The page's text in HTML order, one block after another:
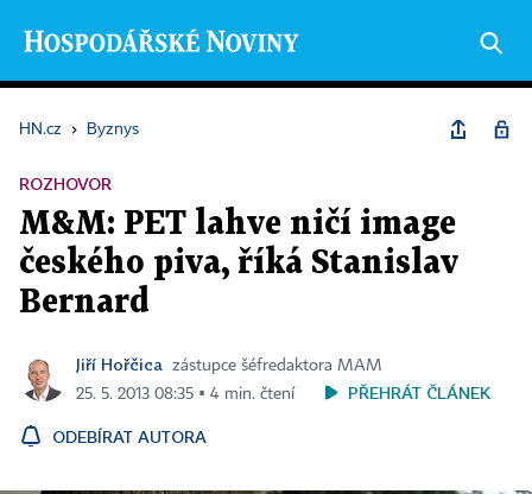
HN.cz › Byznys
ROZHOVOR
M&M: PET lahve ničí image
českého piva, říká Stanislav
Bernard
Jiří Hořčica
zástupce šéfredaktora MAM
25. 5. 2013 08:35 ▪ 4 min. čtení
PŘEHRÁT ČLÁNEK
ODEBÍRAT AUTORA